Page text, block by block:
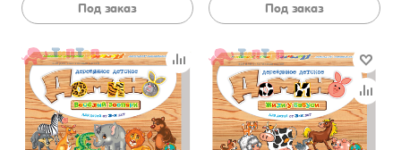
Под заказ Под заказ